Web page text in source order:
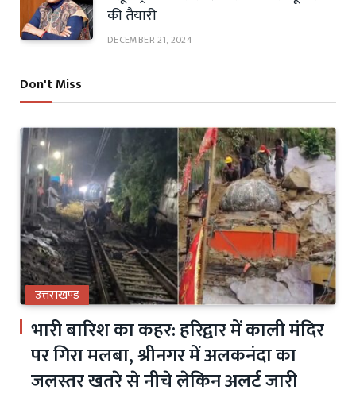
की तैयारी
DECEMBER 21, 2024
Don't Miss
उत्तराखण्ड
भारी बारिश का कहर: हरिद्वार में काली मंदिर
पर गिरा मलबा, श्रीनगर में अलकनंदा का
जलस्तर खतरे से नीचे लेकिन अलर्ट जारी